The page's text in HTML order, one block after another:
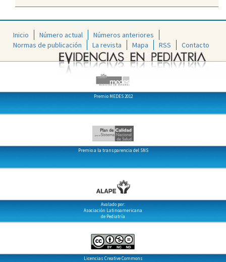
Inicio Número actual
Números anteriores
Normas de publicación
La revista Mapa RSS Contacto
Premio MEDES 2012
Premio a la transparencia del SNS
Avalado por:
Asociación Latinoamericana
de Pediatría
Licencias Creative Commons